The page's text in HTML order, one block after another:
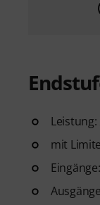
Leistung:
mit